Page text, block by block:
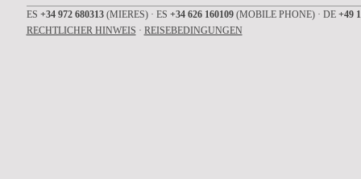
ES +34 972 680313(MIERES) · ES +34 626 160109(MOBILE PHONE) · DE +49
RECHTLICHER HINWEIS · REISEBEDINGUNGEN